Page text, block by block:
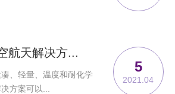
航天解决方...
、轻量、温度和耐化学
方案可以...
5
2021.04